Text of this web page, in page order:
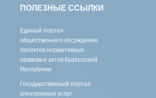
ПОЛЕЗНЫЕ ССЫЛКИ
Единый портал
общественного обсуждения
проектов нормативных
правовых актов Кыргызской
Республики
Государственный портал
электронных услуг